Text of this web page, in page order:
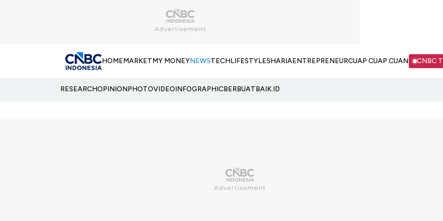
HOMEMARKETMY MONEYNEWSTECHLIFESTYLESHARIAENTREPRENEURCUAP CUAP CUAN CNBC
RESEARCHOPINIONPHOTOVIDEOINFOGRAPHICBERBUATBAIK.ID